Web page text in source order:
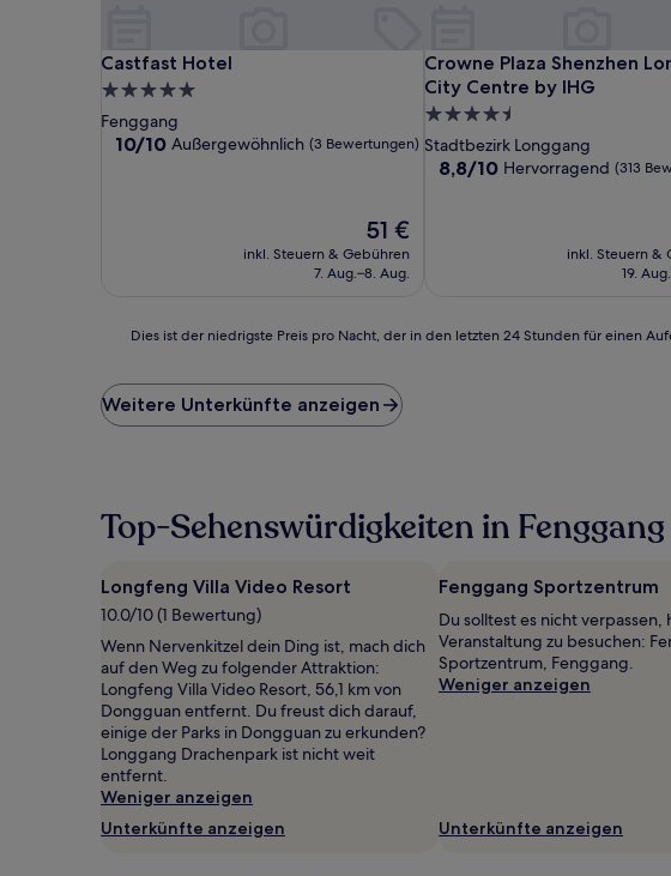
Castfast Hotel
Castfast Hotel
5.0-
Sterne-
Unterkunft
Fenggang
10.0
10/10 Außergewöhnlich (3 Bewertungen)
Der
Preis
beträgt
51 €
inkl. Steuern & Gebühren
7. Aug.–8. Aug.
Crowne Plaza Shenzhen
City Centre by IHG
Crowne Plaza Shenzhen
4.5-
Sterne-
Unterkunft
Stadtbezirk Longgang
8.8
8,8/10 Hervorragend (313
inkl. Steuern &
19.
der
niedrigste
Preis
den
letzten
für
einen
Aufenthalt
mit
1 Übernachtung
von
2 Erwachsenen
gefunden
wurde.
Preise
und
Verfügbarkeiten
Dies ist der niedrigste Preis pro Nacht, der in den letzten 24 Stunden für einen
Weitere Unterkünfte anzeigen
Top-Sehenswürdigkeiten in Fenggang
Longfeng Villa Video Resort
10.0/10 (1 Bewertung)
Wenn Nervenkitzel dein Ding ist, mach dich
auf den Weg zu folgender Attraktion:
Longfeng Villa Video Resort, 56,1 km von
Dongguan entfernt. Du freust dich darauf,
einige der Parks in Dongguan zu erkunden?
Longgang Drachenpark ist nicht weit
entfernt.
Weniger anzeigen
Unterkünfte anzeigen
Fenggang Sportzentrum
Du solltest es nicht verpassen,
Veranstaltung zu besuchen:
Sportzentrum, Fenggang.
Weniger anzeigen
Unterkünfte anzeigen